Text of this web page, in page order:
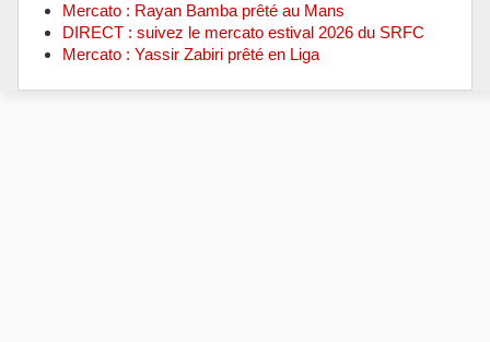
Mercato : Rayan Bamba prêté au Mans
DIRECT : suivez le mercato estival 2026 du SRFC
Mercato : Yassir Zabiri prêté en Liga